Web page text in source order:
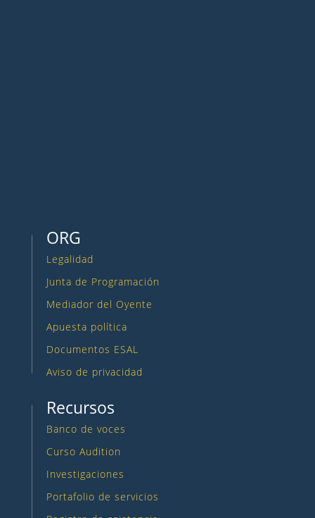
ORG
Legalidad
Junta de Programación
Mediador del Oyente
Apuesta política
Documentos ESAL
Aviso de privacidad
Recursos
Banco de voces
Curso Audition
Investigaciones
Portafolio de servicios